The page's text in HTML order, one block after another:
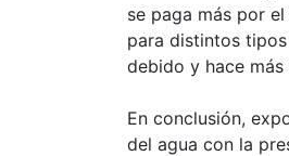
se paga más por
para distintos
debido y hace
En conclusión,
del agua con la